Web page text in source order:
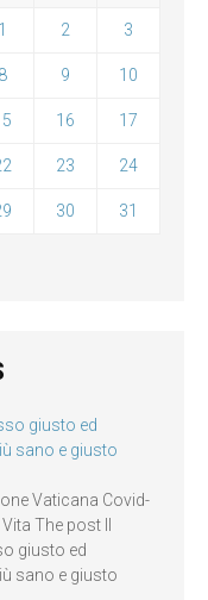
1 2 3
8 9 10
16 17
23 24
30 31
giusto ed
sano e giusto
Vaticana Covid-
The post Il
giusto ed
sano e giusto